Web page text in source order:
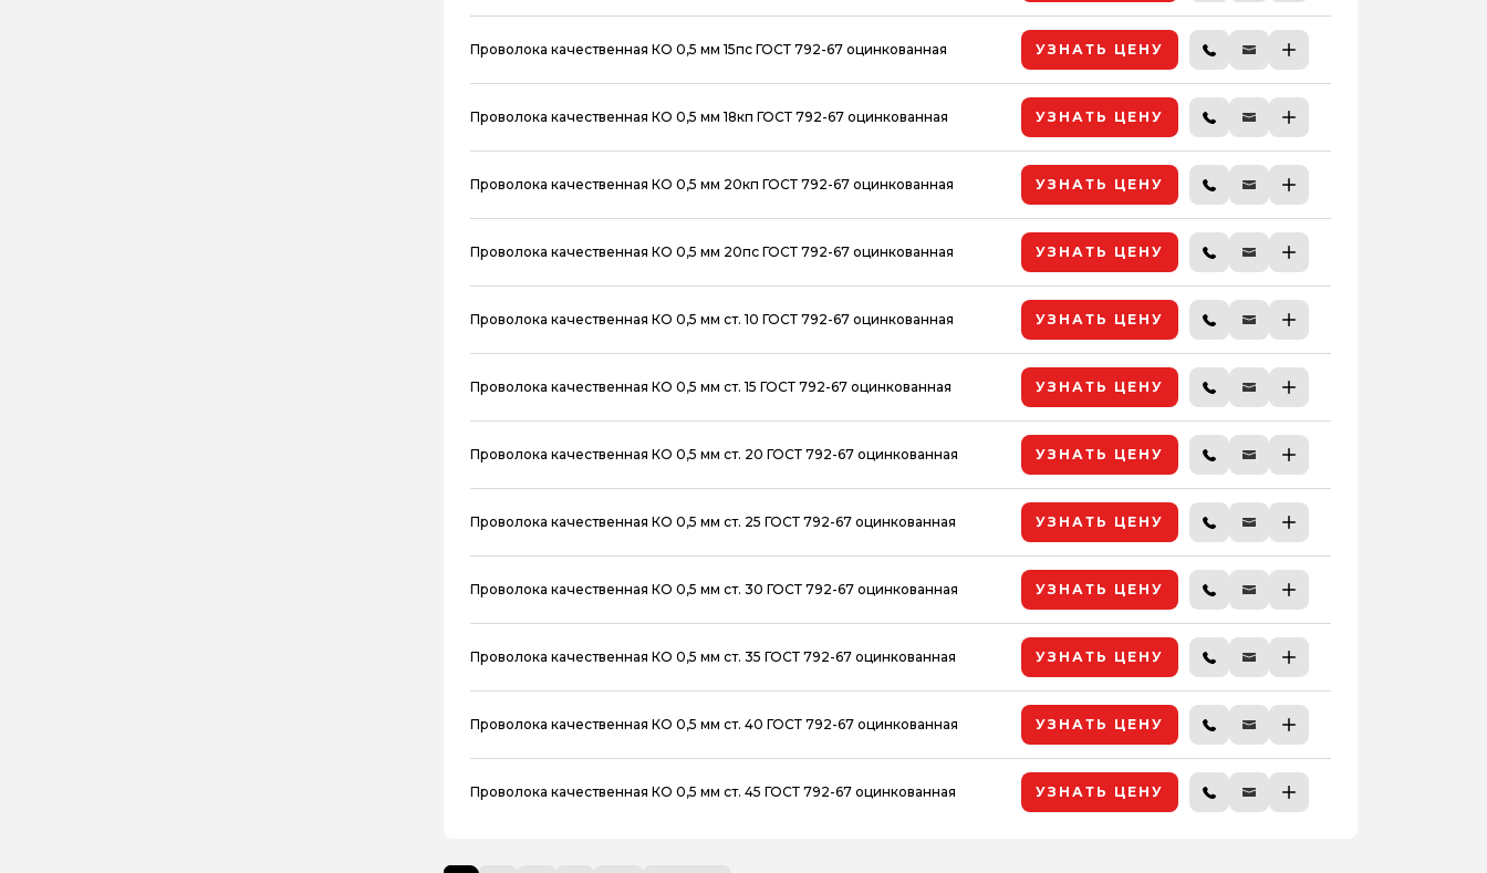
Проволока качественная КО 0,5 мм 15пс ГОСТ 792-67 оцинкованная УЗНАТЬ ЦЕНУ
Проволока качественная КО 0,5 мм 18кп ГОСТ 792-67 оцинкованная УЗНАТЬ ЦЕНУ
Проволока качественная КО 0,5 мм 20кп ГОСТ 792-67 оцинкованная УЗНАТЬ ЦЕНУ
Проволока качественная КО 0,5 мм 20пс ГОСТ 792-67 оцинкованная УЗНАТЬ ЦЕНУ
Проволока качественная КО 0,5 мм ст. 10 ГОСТ 792-67 оцинкованная УЗНАТЬ ЦЕНУ
Проволока качественная КО 0,5 мм ст. 15 ГОСТ 792-67 оцинкованная УЗНАТЬ ЦЕНУ
Проволока качественная КО 0,5 мм ст. 20 ГОСТ 792-67 оцинкованная УЗНАТЬ ЦЕНУ
Проволока качественная КО 0,5 мм ст. 25 ГОСТ 792-67 оцинкованная УЗНАТЬ ЦЕНУ
Проволока качественная КО 0,5 мм ст. 30 ГОСТ 792-67 оцинкованная УЗНАТЬ ЦЕНУ
Проволока качественная КО 0,5 мм ст. 35 ГОСТ 792-67 оцинкованная УЗНАТЬ ЦЕНУ
Проволока качественная КО 0,5 мм ст. 40 ГОСТ 792-67 оцинкованная УЗНАТЬ ЦЕНУ
Проволока качественная КО 0,5 мм ст. 45 ГОСТ 792-67 оцинкованная УЗНАТЬ ЦЕНУ